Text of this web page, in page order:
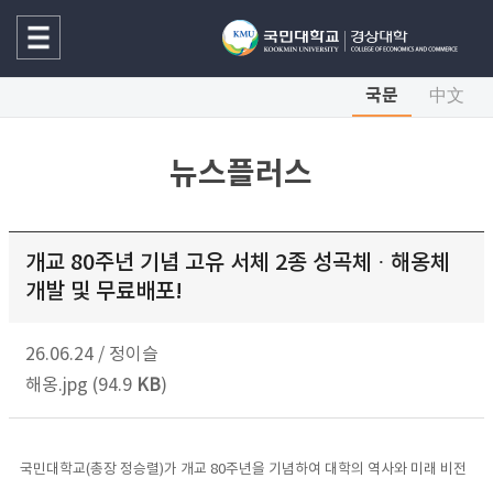
국문 中文
뉴스플러스
개교 80주년 기념 고유 서체 2종 성곡체 · 해옹체
개발 및 무료배포!
26.06.24 / 정이슬
해옹.jpg (94.9 KB)
국민대학교(총장 정승렬)가 개교 80주년을 기념하여 대학의 역사와 미래 비전